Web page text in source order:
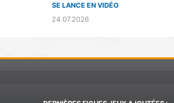
SE LANCE EN VIDÉO
24.07.2026